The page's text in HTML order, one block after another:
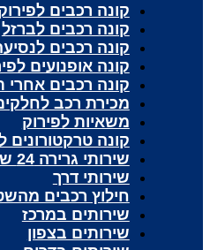
קונה רכבים
קונה רכבים לברזל
קונה רכבים
קונה אופנועים
קונה רכבים אחרי
מכירת רכב
משאיות לפירוק
קונה טרקטורונים
שירותי גרירה 24 שעות
שירותי דרך
חילוץ רכבים
שירותים במרכז
שירותים בצפון